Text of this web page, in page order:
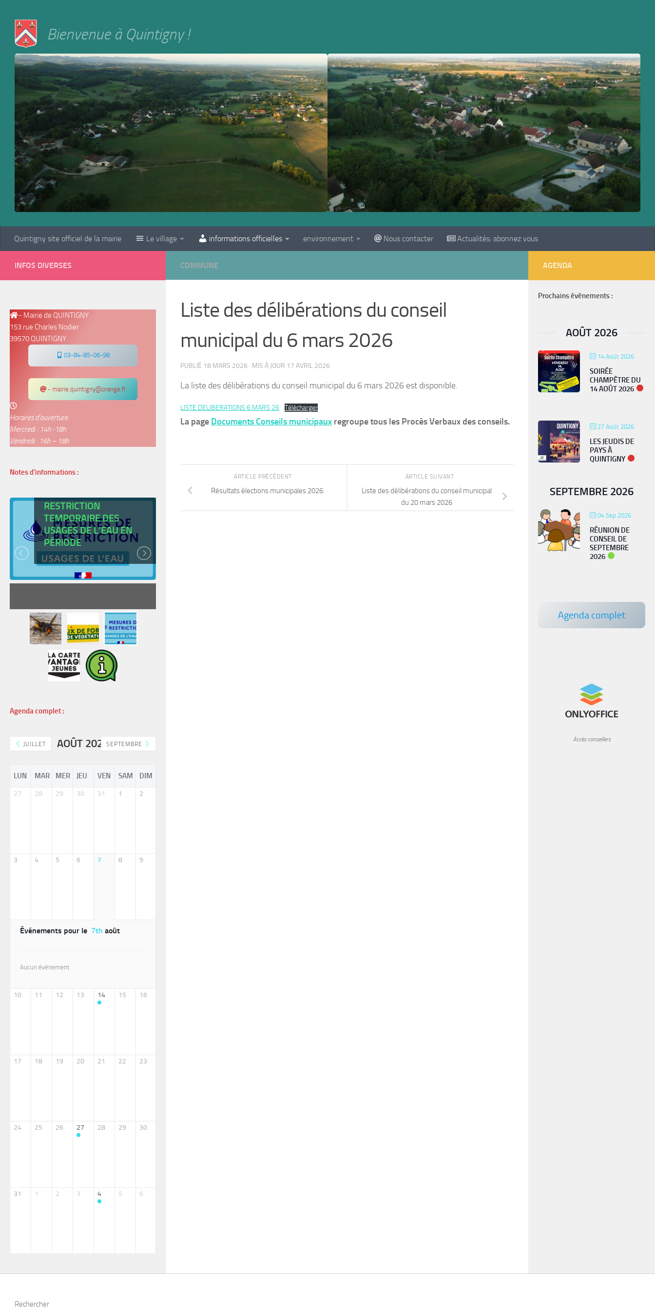
Bienvenue à Quintigny !
Quintigny site officiel de la mairie Le village informations officielles environnement Nous contacter Actualités: abonnez vous
COMMUNE
Liste des délibérations du conseil
municipal du 6 mars 2026
PUBLIÉ 18 MARS 2026 · MIS À JOUR 17 AVRIL 2026
La liste des délibérations du conseil municipal du 6 mars 2026 est disponible.
LISTE DELIBERATIONS 6 MARS 26 Télécharger
La page Documents Conseils municipaux regroupe tous les Procès Verbaux des conseils.
ARTICLE SUIVANT
Liste des délibérations du conseil municipal
du 20 mars 2026
ARTICLE PRÉCÉDENT
Résultats élections municipales 2026.
INFOS DIVERSES
- Mairie de QUINTIGNY
153 rue Charles Nodier
39570 QUINTIGNY
03-84-85-06-98
- mairie.quintigny@orange.fr
Horaires d’ouverture:
Mercredi : 14h -18h
Vendredi : 16h – 18h
Notes d'informations :
RESTRICTION
TEMPORAIRE DES
USAGES DE L’EAU EN
PÉRIODE
READ MORE
Agenda complet :
JUILLET AOÛT 2026SEPTEMBRE
LUN MAR MER JEU VEN SAM DIM
27 28 29 30 31 1 2
3 4 5 6 7 8 9
Événements pour le 7th août
Aucun événement
10 11 12 13 14 15 16
17 18 19 20 21 22 23
24 25 26 27 28 29 30
31 1 2 3 4 5 6
AGENDA
Prochains événements :
AOÛT 2026
14 Août 2026
SOIRÉE
CHAMPÊTRE DU
14 AOÛT 2026
27 Août 2026
LES JEUDIS DE
PAYS À
QUINTIGNY
SEPTEMBRE 2026
04 Sep 2026
RÉUNION DE
CONSEIL DE
SEPTEMBRE
2026
Agenda complet
Accès conseillers
Rechercher